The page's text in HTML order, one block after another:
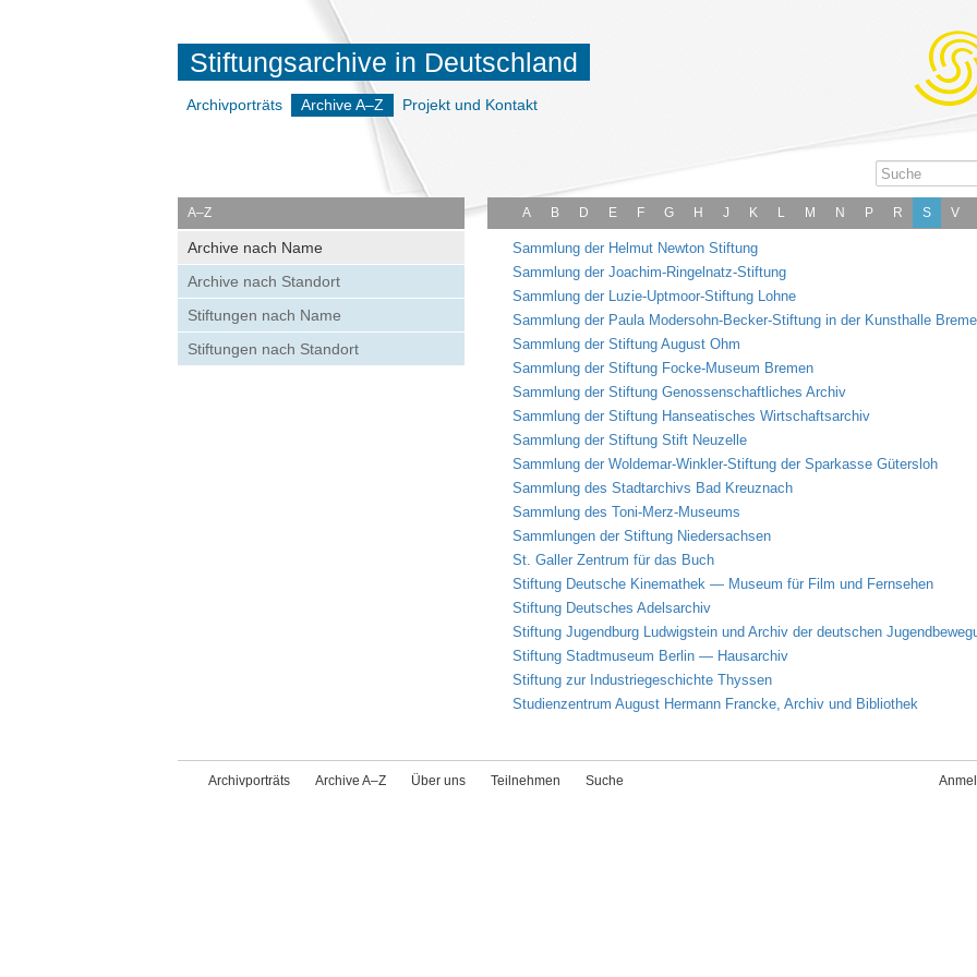
Stiftungsarchive in Deutschland
Archivporträts Archive A–Z Projekt und Kontakt
A–Z
Archive nach Name
Archive nach Standort
Stiftungen nach Name
Stiftungen nach Standort
A B D E F G H J K L M N P R S V
Sammlung der Helmut Newton Stiftung
Sammlung der Joachim-Ringelnatz-Stiftung
Sammlung der Luzie-Uptmoor-Stiftung Lohne
Sammlung der Paula Modersohn-Becker-Stiftung in der Kunsthalle
Sammlung der Stiftung August Ohm
Sammlung der Stiftung Focke-Museum Bremen
Sammlung der Stiftung Genossenschaftliches Archiv
Sammlung der Stiftung Hanseatisches Wirtschaftsarchiv
Sammlung der Stiftung Stift Neuzelle
Sammlung der Woldemar-Winkler-Stiftung der Sparkasse Gütersloh
Sammlung des Stadtarchivs Bad Kreuznach
Sammlung des Toni-Merz-Museums
Sammlungen der Stiftung Niedersachsen
St. Galler Zentrum für das Buch
Stiftung Deutsche Kinemathek — Museum für Film und Fernsehen
Stiftung Deutsches Adelsarchiv
Stiftung Jugendburg Ludwigstein und Archiv der deutschen
Stiftung Stadtmuseum Berlin — Hausarchiv
Stiftung zur Industriegeschichte Thyssen
Studienzentrum August Hermann Francke, Archiv und Bibliothek
Archivporträts Archive A–Z Über uns Teilnehmen Suche